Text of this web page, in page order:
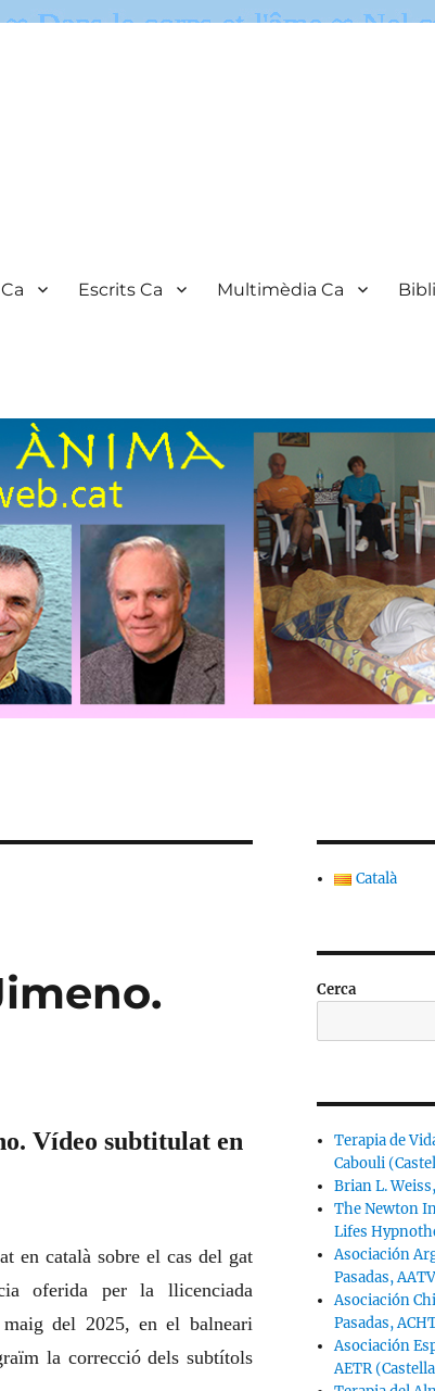
Escrits Ca Multimèdia Ca
Vídeo subtitulat en
en català sobre el cas del gat
oferida per la llicenciada
del 2025, en el balneari
la correcció dels subtítols
Català
Cerca
Terapia de
Cabouli
Brian L.
The Newton
Lifes
Asociación
Pasadas,
Asociación
Pasadas,
Asociación
AETR